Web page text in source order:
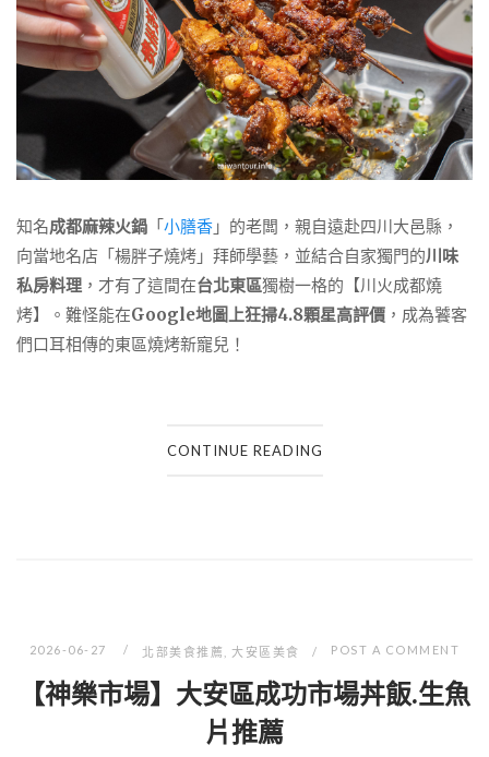
知名成都麻辣火鍋 「 小膳香 」的老闆，親自遠赴四川大邑縣，
向當地名店「楊胖子燒烤」拜師學藝，並結合自家獨門的川味
私房料理 ，才有了這間在台北東區獨樹一格的【川火成都燒
烤】。難怪能在Google地圖上狂掃4.8顆星高評價 ，成為饕客
們口耳相傳的東區燒烤新寵兒！
CONTINUE READING
2026-06-27 北部美食推薦 大安區美食 POST A COMMENT
【神樂市場】大安區成功市場丼飯.生魚
片推薦